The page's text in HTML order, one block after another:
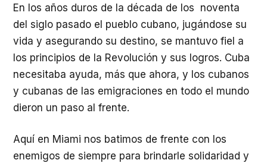
En los años duros de la década de los noventa
del siglo pasado el pueblo cubano, jugándose su
vida y asegurando su destino, se mantuvo fiel a
los principios de la Revolución y sus logros. Cuba
necesitaba ayuda, más que ahora, y los cubanos
y cubanas de las emigraciones en todo el mundo
dieron un paso al frente.
Aquí en Miami nos batimos de frente con los
enemigos de siempre para brindarle solidaridad y